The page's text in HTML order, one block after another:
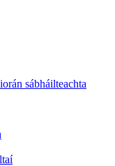
sábháilteachta